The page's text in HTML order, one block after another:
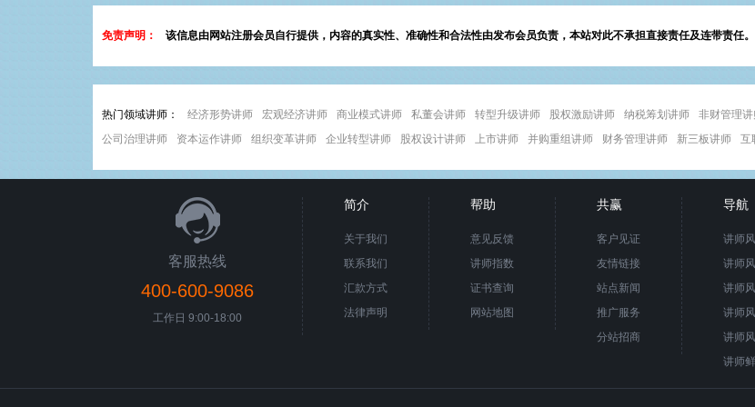
免责声明： 该信息由网站注册会员自行提供，内容的真实性、准确性和合法性由发布会员负责，本站对此不承担直接责任及连带责任。
热门领域讲师： 经济形势讲师 宏观经济讲师 商业模式讲师 私董会讲师 转型升级讲师 股权激励讲师 纳税筹划讲师 非财管理
公司治理讲师
资本运作讲师 组织变革讲师 企业转型讲师 股权设计讲师 上市讲师 并购重组讲师 财务管理讲师 新三板讲师 互
客服热线
400-600-9086
工作日 9:00-18:00
简介
关于我们
联系我们
汇款方式
法律声明
帮助
意见反馈
讲师指数
证书查询
网站地图
共赢
客户见证
友情链接
站点新闻
推广服务
分站招商
导航
讲师
讲师
讲师
讲师
讲师
讲师